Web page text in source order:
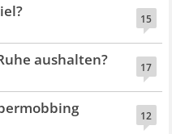
15
17
aushalten?
12